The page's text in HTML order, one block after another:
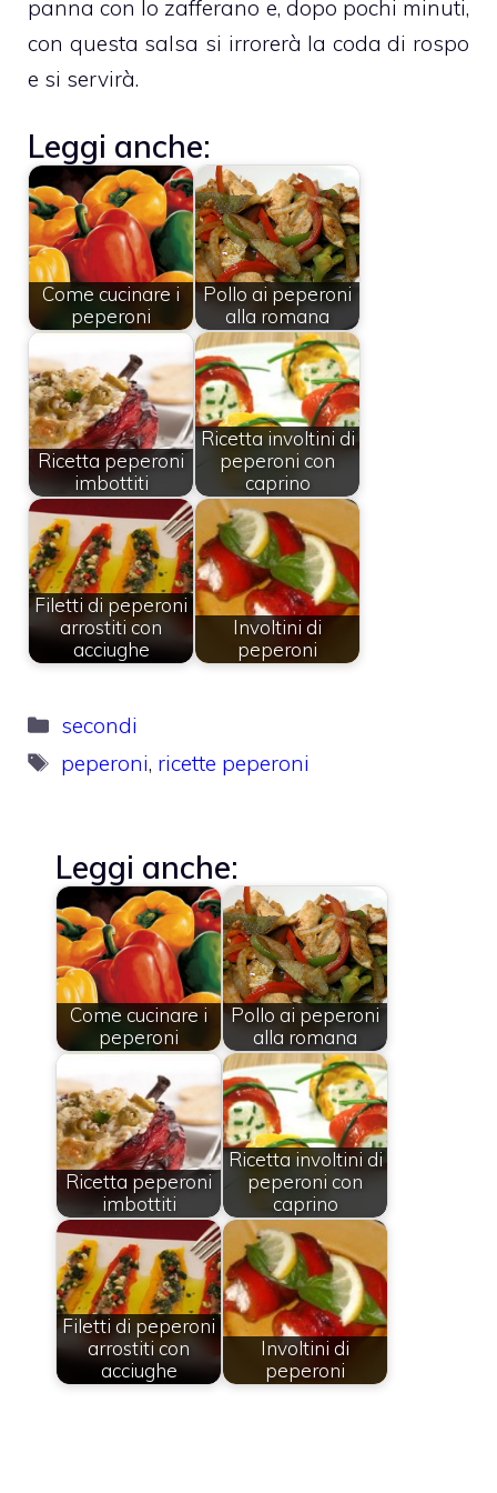
panna con lo zafferano e, dopo pochi minuti,
con questa salsa si irrorerà la coda di rospo
e si servirà.
Leggi anche:
Come cucinare i
peperoni
Pollo ai peperoni
alla romana
Ricetta peperoni
imbottiti
Ricetta involtini di
peperoni con
caprino
Filetti di peperoni
arrostiti con
acciughe
Involtini di
peperoni
Categorie
secondi
Tag
peperoni, ricette peperoni
Leggi anche:
Come cucinare i
peperoni
Pollo ai peperoni
alla romana
Ricetta peperoni
imbottiti
Ricetta involtini di
peperoni con
caprino
Filetti di peperoni
arrostiti con
acciughe
Involtini di
peperoni